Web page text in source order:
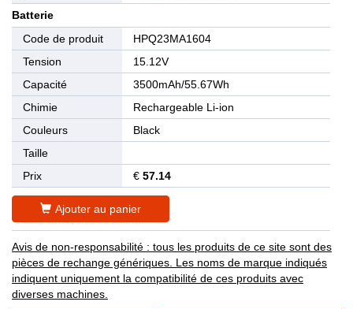
Batterie
Code de produit
HPQ23MA1604
Tension
15.12V
Capacité
3500mAh/55.67Wh
Chimie
Rechargeable Li-ion
Couleurs
Black
Taille
Prix
€ 57.14
Ajouter au panier
Avis de non-responsabilité : tous les produits de ce site sont des
pièces de rechange génériques. Les noms de marque indiqués
indiquent uniquement la compatibilité de ces produits avec
diverses machines.